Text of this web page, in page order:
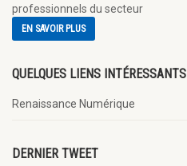
professionnels du secteur
EN SAVOIR PLUS
QUELQUES LIENS INTÉRESSANTS
Renaissance Numérique
DERNIER TWEET